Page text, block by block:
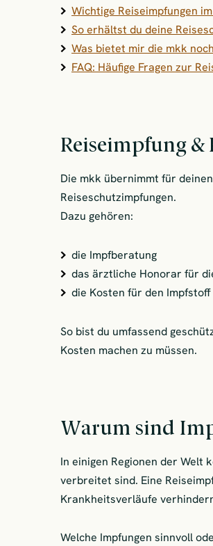
Wichtige Reiseimpfungen
So erhältst du deine
Was bietet mir die mkk
FAQ: Häufige Fragen zur
Reiseimpfung &
Die mkk übernimmt für
Reiseschutzimpfungen.
Dazu gehören:
die Impfberatung
das ärztliche Honorar für
die Kosten für den Impfstoff
So bist du umfassend
Kosten machen zu müssen.
Warum sind
In einigen Regionen der Welt
verbreitet sind. Eine
Krankheitsverläufe
Welche Impfungen sinnvoll